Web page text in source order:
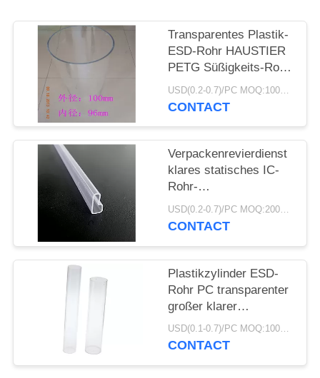
SITEMAP
PRIVACY
POLICY
Transparentes Plastik-
ESD-Rohr HAUSTIER
PETG Süßigkeits-Rohr
mit Druck der Kappen-
CMYK
USD(0.2-0.7)/PC MOQ:1000pcs
CONTACT
Verpackenrevierdienst
klares statisches IC-
Rohr-
Stromversorgungs-
Antimodul-PVCs
USD(0.2-0.7)/PC MOQ:2000pcs
CONTACT
Plastikzylinder ESD-
Rohr PC transparenter
großer klarer
Plastiktest ringsum
Verpackenrohr
USD(0.1-0.7)/PC MOQ:1000pcs
CONTACT